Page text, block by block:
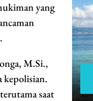
yang
M.Si.,
kepolisian.
saat